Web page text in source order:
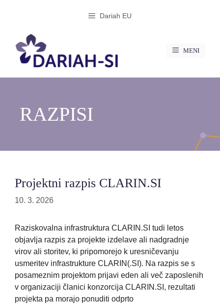
Dariah EU
MENI
RAZPISI
Projektni razpis CLARIN.SI
10. 3. 2026
Raziskovalna infrastruktura CLARIN.SI tudi letos
objavlja razpis za projekte izdelave ali nadgradnje
virov ali storitev, ki pripomorejo k uresničevanju
usmeritev infrastrukture CLARIN(.SI). Na razpis se s
posameznim projektom prijavi eden ali več zaposlenih
v organizaciji članici konzorcija CLARIN.SI, rezultati
projekta pa morajo ponuditi odprto